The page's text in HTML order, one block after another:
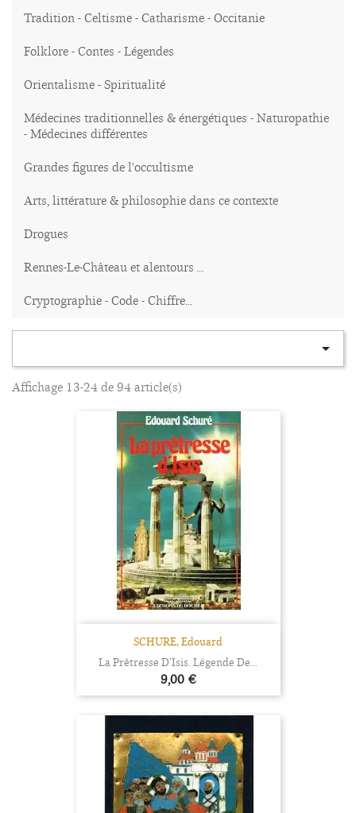
Tradition - Celtisme - Catharisme - Occitanie
Folklore - Contes - Légendes
Orientalisme - Spiritualité
Médecines traditionnelles & énergétiques - Naturopathie
- Médecines différentes
Grandes figures de l'occultisme
Arts, littérature & philosophie dans ce contexte
Drogues
Rennes-Le-Château et alentours ...
Cryptographie - Code - Chiffre...

Affichage 13-24 de 94 article(s)
SCHURE, Edouard
La Prêtresse D’Isis. Légende De...
Prix
9,00 €